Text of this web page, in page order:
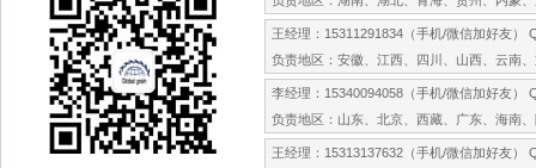
王经理：15311291834（手机/微信加好友）
负责地区：安徽、江西、四川、山西、云南
李经理：15340094058（手机/微信加好友）
负责地区：山东、北京、西藏、广东、海南
王经理：15313137632（手机/微信加好友）